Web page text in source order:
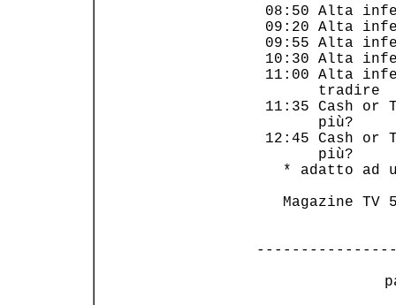
08:50
09:20
09:55
10:30
11:00 Alta
11:35 Cash
12:45 Cash
* adatto ad
Magazine TV